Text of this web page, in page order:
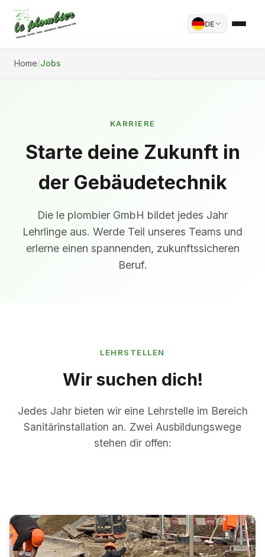
DE
Home/Jobs
KARRIERE
Starte deine Zukunft in
der Gebäudetechnik
Die le plombier GmbH bildet jedes Jahr
Lehrlinge aus. Werde Teil unseres Teams und
erlerne einen spannenden, zukunftssicheren
Beruf.
LEHRSTELLEN
Wir suchen dich!
Jedes Jahr bieten wir eine Lehrstelle im Bereich
Sanitärinstallation an. Zwei Ausbildungswege
stehen dir offen: